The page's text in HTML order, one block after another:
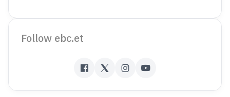
Follow ebc.et